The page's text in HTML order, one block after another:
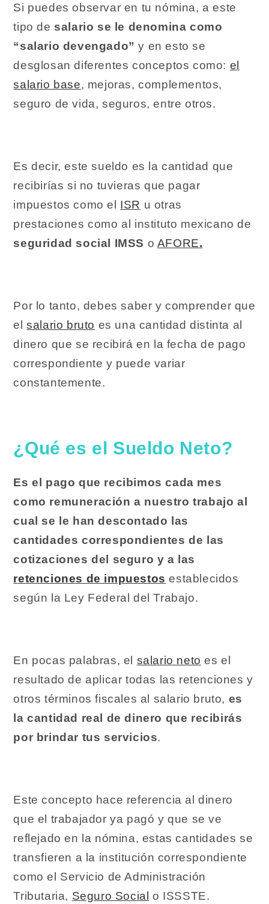
Si puedes observar en tu nómina, a este
tipo de salario se le denomina como
“salario devengado” y en esto se
desglosan diferentes conceptos como: el
salario base, mejoras, complementos,
seguro de vida, seguros, entre otros.
Es decir, este sueldo es la cantidad que
recibirías si no tuvieras que pagar
impuestos como el ISR u otras
prestaciones como al instituto mexicano de
seguridad social IMSS o AFORE.
Por lo tanto, debes saber y comprender que
elsalario bruto es una cantidad distinta al
dinero que se recibirá en la fecha de pago
correspondiente y puede variar
constantemente.
¿Qué es el Sueldo Neto?
Es el pago que recibimos cada mes
como remuneración a nuestro trabajo al
cual se le han descontado las
cantidades correspondientes de las
cotizaciones del seguro y a las
retenciones de impuestos establecidos
según la Ley Federal del Trabajo.
En pocas palabras, el salario neto es el
resultado de aplicar todas las retenciones y
otros términos fiscales al salario bruto, es
la cantidad real de dinero que recibirás
por brindar tus servicios.
Este concepto hace referencia al dinero
que el trabajador ya pagó y que se ve
reflejado en la nómina, estas cantidades se
transfieren a la institución correspondiente
como el Servicio de Administración
Tributaria, Seguro Social o ISSSTE.